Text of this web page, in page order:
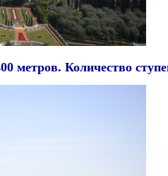
метров. Количество